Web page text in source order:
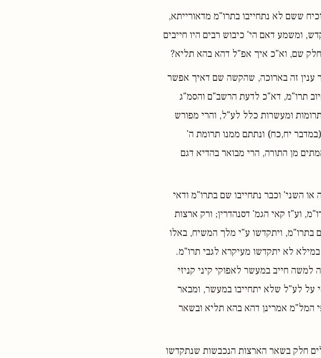
ששם לא נתחייבו בתרו"מ מדאורייתא,
ומשמע דאם הי' כיבוש רבים היו חייבים
שם, וא"כ איך אפ"ל דהא בהא תליא?
ענין זה בארוכה, שהקשה שם דאיך אפשר
תרו"מ, דא"כ לדעת הרשב"ם והסמ"ג
ומעשרות כלל לע"ל, והרי מפורש
יח,כח) ונתתם ממנו תרומת ה'
מן התורה, הרי מבואר בהדיא דגם
השני' וכבר נתחייבו שם בתרו"מ ודאי
וע"ז קאי הגמ' דסנהדרין; ורק ארצות
בתרו"מ, ויתקדשו ע"י מלך המשיח, באלו
במילא לא יתקדשו מעיקרא לגבי תרו"מ.
חייב במעשר לאפוקי קיני קניזי
על לע"ל שלא יתחייבו במעשר, ומבאר
המל"מ אמרינן דהא בהא תליא ובשאר
חלק בשאר הארצות הנכבשות שנתקדשו